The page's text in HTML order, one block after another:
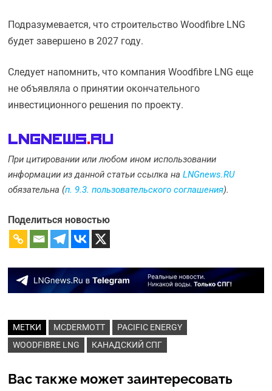
Подразумевается, что строительство Woodfibre LNG
будет завершено в 2027 году.
Следует напомнить, что компания Woodfibre LNG еще
не объявляла о принятии окончательного
инвестиционного решения по проекту.
LNGnews. Ru
При цитировании или любом ином использовании
информации из данной статьи ссылка наLNGnews.RU
обязательна (п. 9.3. пользовательского соглашения).
Поделиться новостью
МЕТКИ MCDERMOTT
PACIFIC ENERGY
WOODFIBRE LNG
КАНАДСКИЙ СПГ
Вас также может заинтересовать